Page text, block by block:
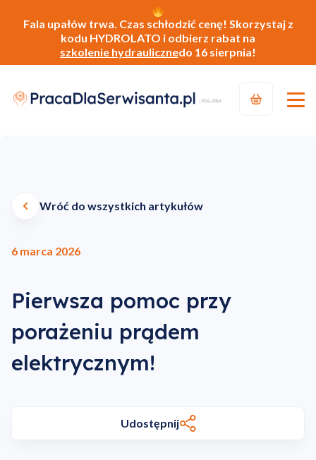
Fala upałów trwa. Czas schłodzić cenę! Skorzystaj z
kodu HYDROLATO i odbierz rabat na
szkolenie hydraulicznedo 16 sierpnia!
Wróć do wszystkich artykułów
6 marca 2026
Pierwsza pomoc przy
porażeniu prądem
elektrycznym!
Udostępnij